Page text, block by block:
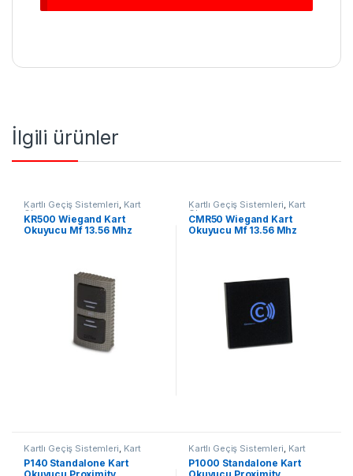
İlgili ürünler
Kartlı Geçiş Sistemleri, Kart
Okuyucu
KR500 Wiegand Kart
Okuyucu Mf 13.56 Mhz
Kartlı Geçiş Sistemleri, Kart
Okuyucu
CMR50 Wiegand Kart
Okuyucu Mf 13.56 Mhz
Kartlı Geçiş Sistemleri, Kart
Okuyucu
P140 Standalone Kart
Kartlı Geçiş Sistemleri, Kart
Okuyucu
P1000 Standalone Kart